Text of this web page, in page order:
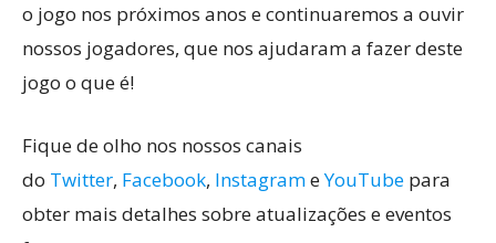
o jogo nos próximos anos e continuaremos a ouvir
nossos jogadores, que nos ajudaram a fazer deste
jogo o que é!
Fique de olho nos nossos canais
do Twitter, Facebook, InstagrameYouTube para
obter mais detalhes sobre atualizações e eventos